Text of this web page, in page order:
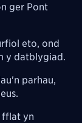
ger Pont
eto, ond
y datblygiad.
parhau,
fflat yn